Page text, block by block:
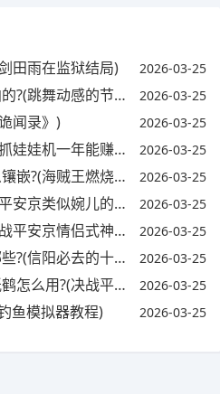
田雨在监狱结局) 2026-03-25
的节奏感怎么拍的视频) 2026-03-25
闻录》) 2026-03-25
机一年能赚多少钱) 2026-03-25
燃烧意志宝石镶嵌攻略) 2026-03-25
似婉儿的英雄名字) 2026-03-25
情侣式神怎么获得) 2026-03-25
的十大景点有哪些地方) 2026-03-25
战平安京匣中珍宝活动) 2026-03-25
鱼模拟器教程) 2026-03-25